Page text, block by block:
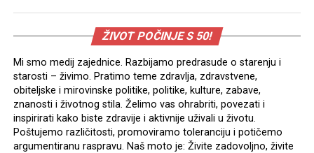
ŽIVOT POČINJE S 50!
Mi smo medij zajednice. Razbijamo predrasude o starenju i
starosti – živimo. Pratimo teme zdravlja, zdravstvene,
obiteljske i mirovinske politike, politike, kulture, zabave,
znanosti i životnog stila. Želimo vas ohrabriti, povezati i
inspirirati kako biste zdravije i aktivnije uživali u životu.
Poštujemo različitosti, promoviramo toleranciju i potičemo
argumentiranu raspravu. Naš moto je: Živite zadovoljno, živite